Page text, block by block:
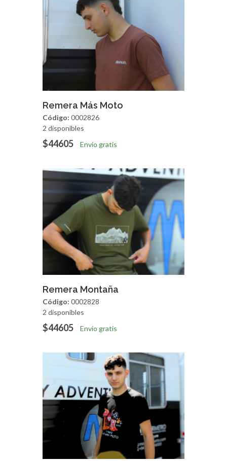
Agregar
Remera Más Moto
Código: 0002826
2 disponibles
$44605 Envío gratis
Agregar
Remera Montaña
Código: 0002828
2 disponibles
$44605 Envío gratis